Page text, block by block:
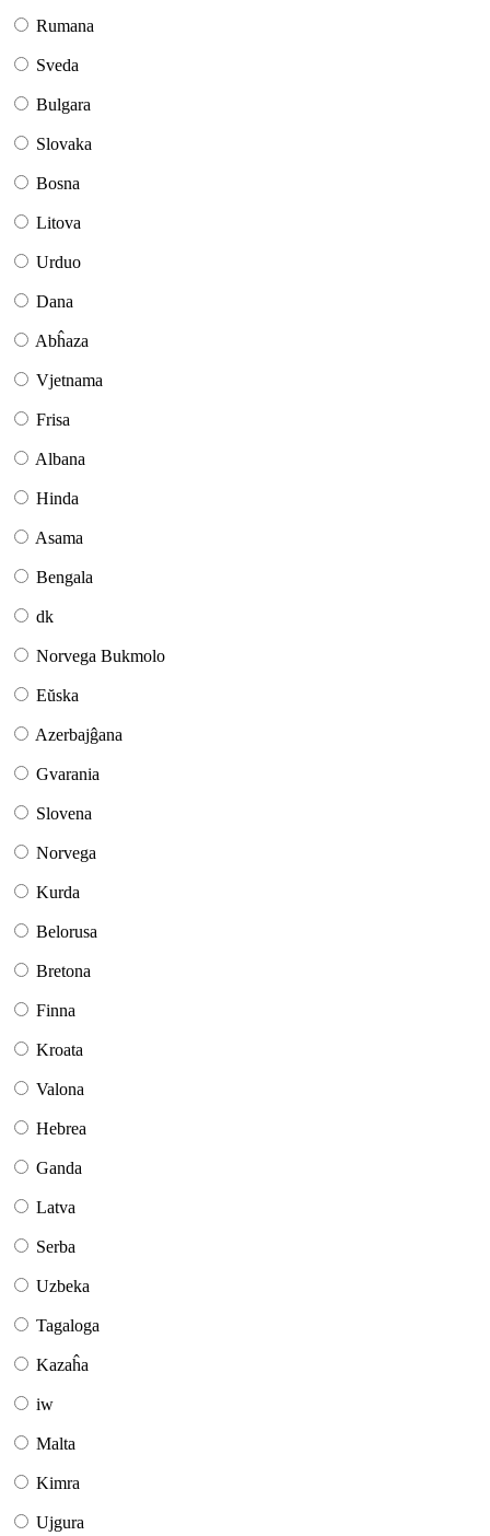
Rumana
Sveda
Bulgara
Slovaka
Bosna
Litova
Urduo
Dana
Abĥaza
Vjetnama
Frisa
Albana
Hinda
Asama
Bengala
dk
Norvega Bukmolo
Eŭska
Azerbajĝana
Gvarania
Slovena
Norvega
Kurda
Belorusa
Bretona
Finna
Kroata
Valona
Hebrea
Ganda
Latva
Serba
Uzbeka
Tagaloga
Kazaĥa
iw
Malta
Kimra
Ujgura